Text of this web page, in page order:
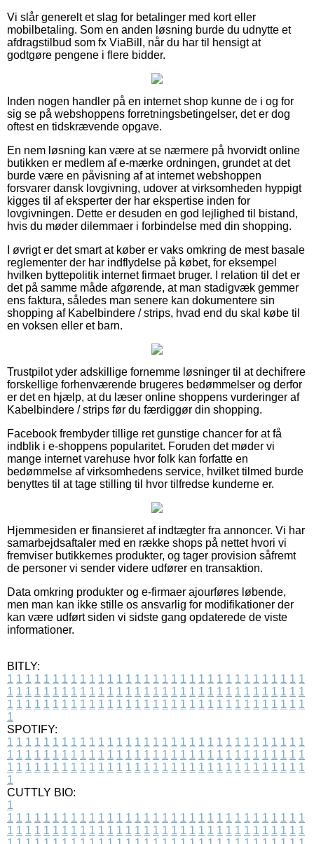
Vi slår generelt et slag for betalinger med kort eller
mobilbetaling. Som en anden løsning burde du udnytte et
afdragstilbud som fx ViaBill, når du har til hensigt at
godtgøre pengene i flere bidder.
Inden nogen handler på en internet shop kunne de i og for
sig se på webshoppens forretningsbetingelser, det er dog
oftest en tidskrævende opgave.
En nem løsning kan være at se nærmere på hvorvidt online
butikken er medlem af e-mærke ordningen, grundet at det
burde være en påvisning af at internet webshoppen
forsvarer dansk lovgivning, udover at virksomheden hyppigt
kigges til af eksperter der har ekspertise inden for
lovgivningen. Dette er desuden en god lejlighed til bistand,
hvis du møder dilemmaer i forbindelse med din shopping.
I øvrigt er det smart at køber er vaks omkring de mest basale
reglementer der har indflydelse på købet, for eksempel
hvilken byttepolitik internet firmaet bruger. I relation til det er
det på samme måde afgørende, at man stadigvæk gemmer
ens faktura, således man senere kan dokumentere sin
shopping af Kabelbindere / strips, hvad end du skal købe til
en voksen eller et barn.
Trustpilot yder adskillige fornemme løsninger til at dechifrere
forskellige forhenværende brugeres bedømmelser og derfor
er det en hjælp, at du læser online shoppens vurderinger af
Kabelbindere / strips før du færdiggør din shopping.
Facebook frembyder tillige ret gunstige chancer for at få
indblik i e-shoppens popularitet. Foruden det møder vi
mange internet varehuse hvor folk kan forfatte en
bedømmelse af virksomhedens service, hvilket tilmed burde
benyttes til at tage stilling til hvor tilfredse kunderne er.
Hjemmesiden er finansieret af indtægter fra annoncer. Vi har
samarbejdsaftaler med en række shops på nettet hvori vi
fremviser butikkernes produkter, og tager provision såfremt
de personer vi sender videre udfører en transaktion.
Data omkring produkter og e-firmaer ajourføres løbende,
men man kan ikke stille os ansvarlig for modifikationer der
kan være udført siden vi sidste gang opdaterede de viste
informationer.
BITLY:
1 1 1 1 1 1 1 1 1 1 1 1 1 1 1 1 1 1 1 1 1 1 1 1 1 1 1 1 1 1 1 1 1
1 1 1 1 1 1 1 1 1 1 1 1 1 1 1 1 1 1 1 1 1 1 1 1 1 1 1 1 1 1 1 1 1
1 1 1 1 1 1 1 1 1 1 1 1 1 1 1 1 1 1 1 1 1 1 1 1 1 1 1 1 1 1 1 1 1
1
SPOTIFY:
1 1 1 1 1 1 1 1 1 1 1 1 1 1 1 1 1 1 1 1 1 1 1 1 1 1 1 1 1 1 1 1 1
1 1 1 1 1 1 1 1 1 1 1 1 1 1 1 1 1 1 1 1 1 1 1 1 1 1 1 1 1 1 1 1 1
1 1 1 1 1 1 1 1 1 1 1 1 1 1 1 1 1 1 1 1 1 1 1 1 1 1 1 1 1 1 1 1 1
1
CUTTLY BIO:
1
1 1 1 1 1 1 1 1 1 1 1 1 1 1 1 1 1 1 1 1 1 1 1 1 1 1 1 1 1 1 1 1 1
1 1 1 1 1 1 1 1 1 1 1 1 1 1 1 1 1 1 1 1 1 1 1 1 1 1 1 1 1 1 1 1 1